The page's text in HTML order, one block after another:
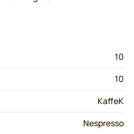
10
10
KaffeK
Nespresso